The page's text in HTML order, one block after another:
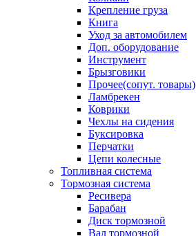
Крепление груза
Книга
Уход за автомобилем
Доп. оборудование
Инструмент
Брызговики
Прочее(сопут. товары)
Ламбрекен
Коврики
Чехлы на сидения
Буксировка
Перчатки
Цепи колесные
Топливная система
Тормозная система
Ресивера
Барабан
Диск тормозной
Вал тормозной